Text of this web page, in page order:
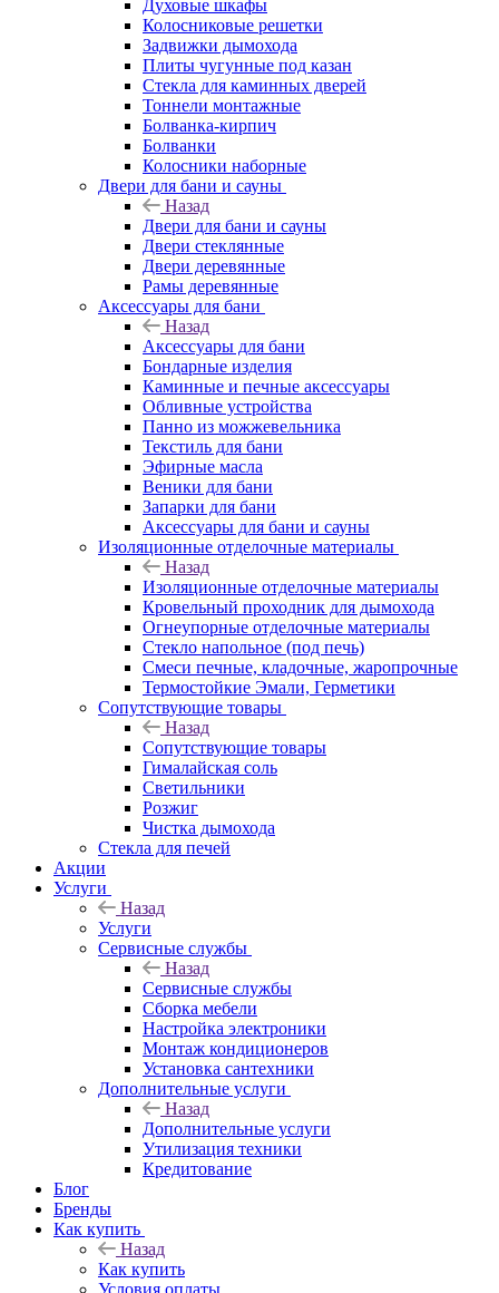
Духовые шкафы
Колосниковые решетки
Задвижки дымохода
Плиты чугунные под казан
Стекла для каминных дверей
Тоннели монтажные
Болванка-кирпич
Болванки
Колосники наборные
Двери для бани и сауны
Назад
Двери для бани и сауны
Двери стеклянные
Двери деревянные
Рамы деревянные
Аксессуары для бани
Назад
Аксессуары для бани
Бондарные изделия
Каминные и печные аксессуары
Обливные устройства
Панно из можжевельника
Текстиль для бани
Эфирные масла
Веники для бани
Запарки для бани
Аксессуары для бани и сауны
Изоляционные отделочные материалы
Назад
Изоляционные отделочные материалы
Кровельный проходник для дымохода
Огнеупорные отделочные материалы
Стекло напольное (под печь)
Смеси печные, кладочные, жаропрочные
Термостойкие Эмали, Герметики
Сопутствующие товары
Назад
Сопутствующие товары
Гималайская соль
Светильники
Розжиг
Чистка дымохода
Стекла для печей
Акции
Услуги
Назад
Услуги
Сервисные службы
Назад
Сервисные службы
Сборка мебели
Настройка электроники
Монтаж кондиционеров
Установка сантехники
Дополнительные услуги
Назад
Дополнительные услуги
Утилизация техники
Кредитование
Блог
Бренды
Как купить
Назад
Как купить
Условия оплаты